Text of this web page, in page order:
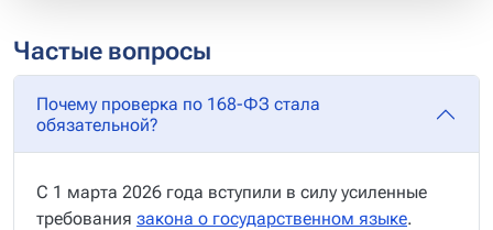
Частые вопросы
Почему проверка по 168-ФЗ стала
обязательной?
С 1 марта 2026 года вступили в силу усиленные
требования закона о государственном языке.